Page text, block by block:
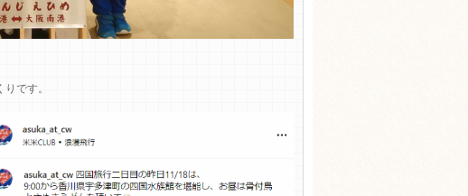
です。